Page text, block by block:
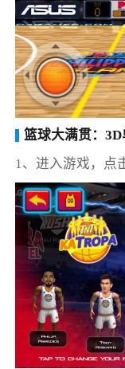
篮球大满贯：
1、进入游戏，点